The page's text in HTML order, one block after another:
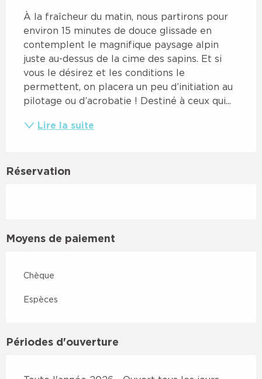
À la fraîcheur du matin, nous partirons pour
environ 15 minutes de douce glissade en
contemplent le magnifique paysage alpin
juste au-dessus de la cime des sapins. Et si
vous le désirez et les conditions le
permettent, on placera un peu d’initiation au
pilotage ou d’acrobatie ! Destiné à ceux qui...
Lire la suite
Réservation
Moyens de paiement
Chèque
Espèces
Périodes d'ouverture